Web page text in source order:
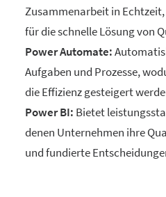
Zusammenarbeit in
für die schnelle Lösung von
Power Automate:
Aufgaben und Prozesse,
die Effizienz gesteigert
Power BI: Bietet
denen Unternehmen ihre
und fundierte